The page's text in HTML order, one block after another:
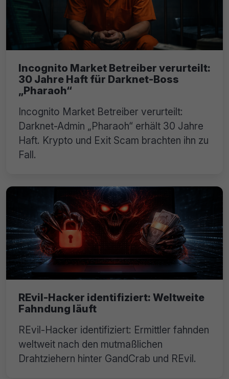
Incognito Market Betreiber verurteilt:
30 Jahre Haft für Darknet-Boss
„Pharaoh“
Incognito Market Betreiber verurteilt:
Darknet-Admin „Pharaoh“ erhält 30 Jahre
Haft. Krypto und Exit Scam brachten ihn zu
Fall.
REvil-Hacker identifiziert: Weltweite
Fahndung läuft
REvil-Hacker identifiziert: Ermittler fahnden
weltweit nach den mutmaßlichen
Drahtziehern hinter GandCrab und REvil.